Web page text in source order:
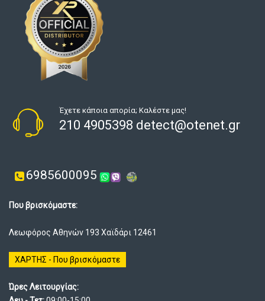
Έχετε κάποια απορία; Καλέστε μας!
210 4905398 detect@otenet.gr
6985600095
Που βρισκόμαστε:
Λεωφόρος Αθηνών 193 Χαϊδάρι 12461
ΧΑΡΤΗΣ - Που βρισκόμαστε
Ώρες Λειτουργίας: